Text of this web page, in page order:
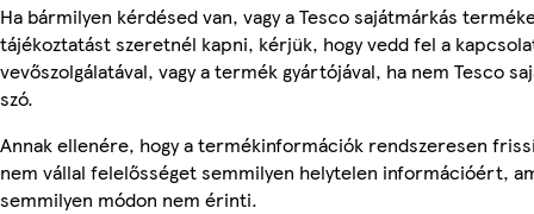
Ha bármilyen kérdésed van, vagy a Tesco sajátmárkás
tájékoztatást szeretnél kapni, kérjük, hogy vedd fel a
vevőszolgálatával, vagy a termék gyártójával, ha nem Tesco
szó.
Annak ellenére, hogy a termékinformációk rendszeresen
nem vállal felelősséget semmilyen helytelen információért,
semmilyen módon nem érinti.